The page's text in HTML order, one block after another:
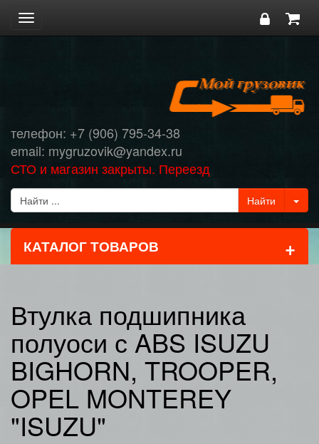
Toggle
navigation
телефон: +7 (906) 795-34-38
email: mygruzovik@yandex.ru
СТО и магазин закрыты. Переезд
КАТАЛОГ ТОВАРОВ +
Втулка подшипника
полуоси с ABS ISUZU
BIGHORN, TROOPER,
OPEL MONTEREY
"ISUZU"